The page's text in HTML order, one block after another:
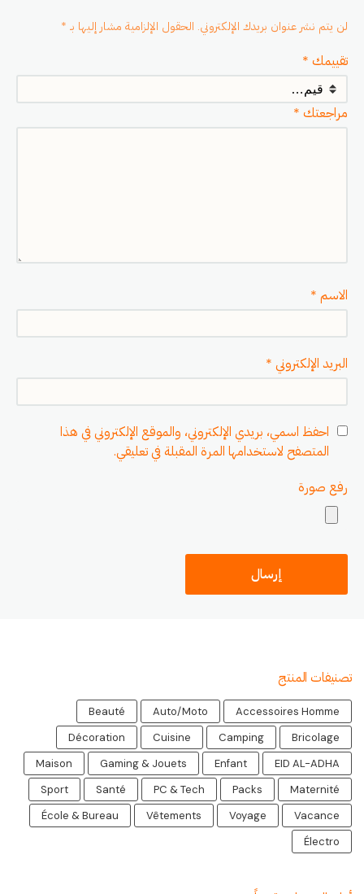
لن يتم نشر عنوان بريدك الإلكتروني. الحقول الإلزامية مشار إليها بـ *
تقييمك *
مراجعتك *
الاسم *
البريد الإلكتروني *
احفظ اسمي، بريدي الإلكتروني، والموقع الإلكتروني في هذا
المتصفح لاستخدامها المرة المقبلة في تعليقي.
رفع صورة
تصنيفات المنتج
Accessoires Homme
Auto/Moto
Beauté
Bricolage
Camping
Cuisine
Décoration
EID AL-ADHA
Enfant
Gaming & Jouets
Maison
Maternité
Packs
PC & Tech
Santé
Sport
Vacance
Voyage
Vêtements
École & Bureau
Électro